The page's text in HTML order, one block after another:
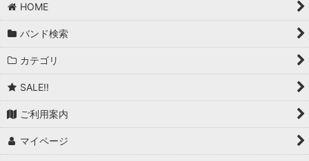
HOME
バンド検索
カテゴリ
SALE!!
ご利用案内
マイページ